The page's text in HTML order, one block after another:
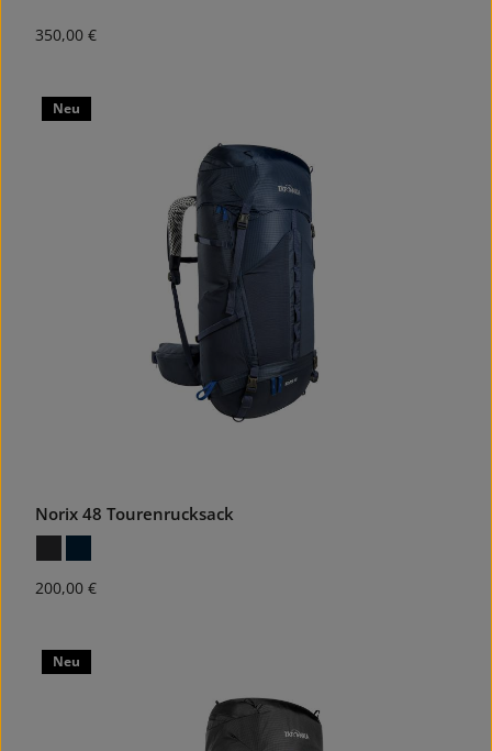
Regulärer Preis:
350,00 €
Neu
Norix 48 Tourenrucksack
Regulärer Preis:
200,00 €
Neu